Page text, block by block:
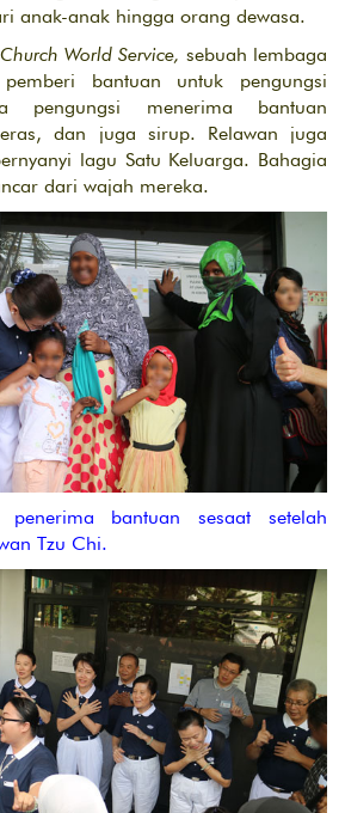
anak-anak hingga orang dewasa.
Church World Service, sebuah lembaga
bantuan untuk pengungsi
pengungsi menerima bantuan
dan juga sirup. Relawan juga
lagu Satu Keluarga. Bahagia
dari wajah mereka.
penerima bantuan sesaat setelah
Tzu Chi.